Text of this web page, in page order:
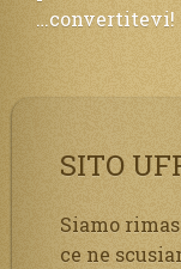
…convertitevi!
SITO
Siamo
ce ne